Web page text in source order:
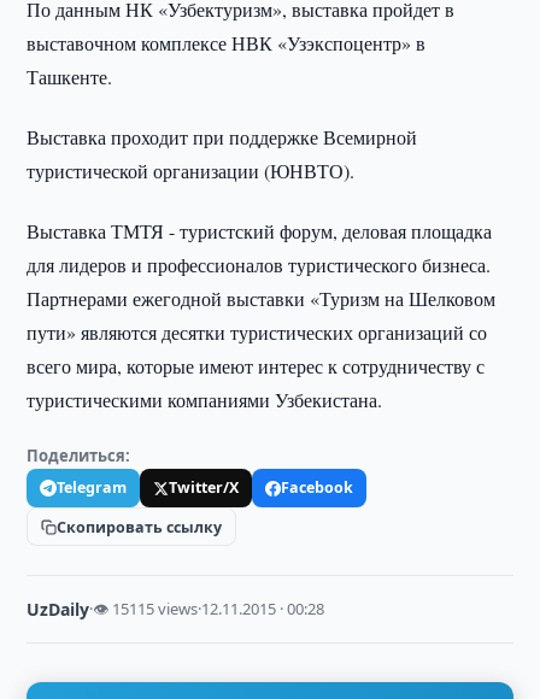
По данным НК «Узбектуризм», выставка пройдет в
выставочном комплексе НВК «Узэкспоцентр» в
Ташкенте.
Выставка проходит при поддержке Всемирной
туристической организации (ЮНВТО).
Выставка ТМТЯ - туристский форум, деловая площадка
для лидеров и профессионалов туристического бизнеса.
Партнерами ежегодной выставки «Туризм на Шелковом
пути» являются десятки туристических организаций со
всего мира, которые имеют интерес к сотрудничеству с
туристическими компаниями Узбекистана.
Поделиться:
Telegram Twitter/X
Facebook
Скопировать ссылку
UzDaily·👁 15115 views·12.11.2015 · 00:28